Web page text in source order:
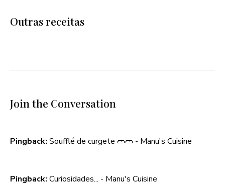
Outras receitas
Join the Conversation
Pingback: Soufflé de curgete 🥒🥒 - Manu's Cuisine
Pingback: Curiosidades... - Manu's Cuisine